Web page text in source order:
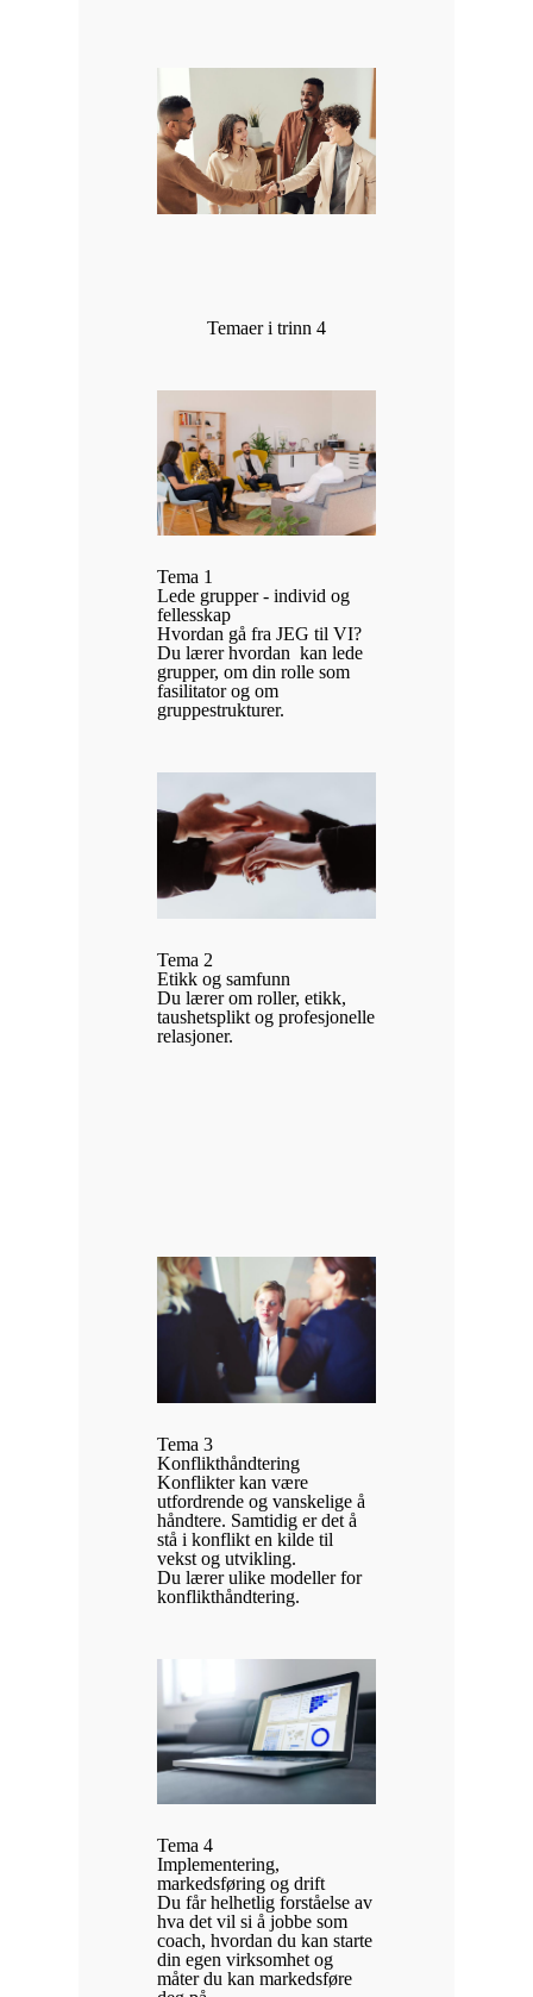
Temaer i trinn 4
Tema 1
Lede grupper - individ og
fellesskap
Hvordan gå fra JEG til VI?
Du lærer hvordan kan lede
grupper, om din rolle som
fasilitator og om
gruppestrukturer.
Tema 2
Etikk og samfunn
Du lærer om roller, etikk,
taushetsplikt og profesjonelle
relasjoner.
Tema 3
Konflikthåndtering
Konflikter kan være
utfordrende og vanskelige å
håndtere. Samtidig er det å
stå i konflikt en kilde til
vekst og utvikling.
Du lærer ulike modeller for
konflikthåndtering.
Tema 4
Implementering,
markedsføring og drift
Du får helhetlig forståelse av
hva det vil si å jobbe som
coach, hvordan du kan starte
din egen virksomhet og
måter du kan markedsføre